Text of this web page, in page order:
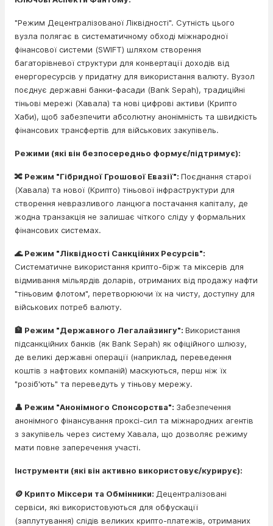
"Режим Децентралізованої Ліквідності". Сутність цього
вузла полягає в систематичному обході міжнародної
фінансової системи (SWIFT) шляхом створення
багаторівневої структури для конвертації доходів від
енергоресурсів у придатну для використання валюту. Вузол
поєднує державні банки-фасади (Bank Sepah), традиційні
тіньові мережі (Хавала) та нові цифрові активи (Крипто
Хаби), щоб забезпечити абсолютну анонімність та швидкість
фінансових трансфертів для військових закупівель.
Режими (які він безпосередньо формує/підтримує):
🔀 Режим "Гібридної Грошової Евазії": Поєднання старої
(Хавала) та нової (Крипто) тіньової інфраструктури для
створення невразливого ланцюга постачання капіталу, де
жодна транзакція не залишає чіткого сліду у формальних
фінансових системах.
🌊 Режим "Ліквідності Санкційних Ресурсів":
Систематичне використання крипто-бірж та міксерів для
відмивання мільярдів доларів, отриманих від продажу нафти
"тіньовим флотом", перетворюючи їх на чисту, доступну для
військових потреб валюту.
🏦 Режим "Державного Легалайзингу": Використання
підсанкційних банків (як Bank Sepah) як офіційного шлюзу,
де великі державні операції (наприклад, переведення
коштів з нафтових компаній) маскуються, перш ніж їх
"розіб'ють" та переведуть у тіньову мережу.
👤 Режим "Анонімного Спонсорства": Забезпечення
анонімного фінансування проксі-сил та міжнародних агентів
з закупівель через систему Хавала, що дозволяє режиму
мати повне заперечення участі.
Інструменти (які він активно використовує/курирує):
🪙 Крипто Міксери та Обмінники: Децентралізовані
сервіси, які використовуються для обфускації
(заплутування) слідів великих крипто-платежів, отриманих